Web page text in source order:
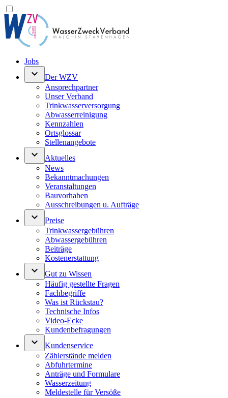
Jobs
keyboard_arrow_down
Der WZV
Ansprechpartner
Unser Verband
Trinkwasser­versorgung
Abwasserreinigung
Kennzahlen
Ortsglossar
Stellenangebote
keyboard_arrow_down
Aktuelles
News
Bekanntmachungen
Veranstaltungen
Bauvorhaben
Ausschreibungen u. Aufträge
keyboard_arrow_down
Preise
Trinkwassergebühren
Abwassergebühren
Beiträge
Kostenerstattung
keyboard_arrow_down
Gut zu Wissen
Häufig gestellte Fragen
Fachbegriffe
Was ist Rückstau?
Technische Infos
Video-Ecke
Kundenbefragungen
keyboard_arrow_down
Kundenservice
Zählerstände melden
Abfuhrtermine
Anträge und Formulare
Wasserzeitung
Meldestelle für Versöße